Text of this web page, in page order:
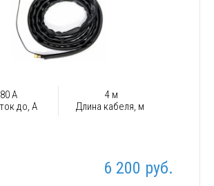
А
до, А
4 м
Длина кабеля, м
6 200 руб.